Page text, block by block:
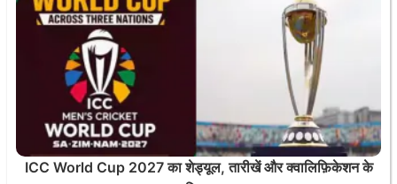
ICC World Cup 2027 का शेड्यूल, तारीखें और क्वालिफ़िकेशन के